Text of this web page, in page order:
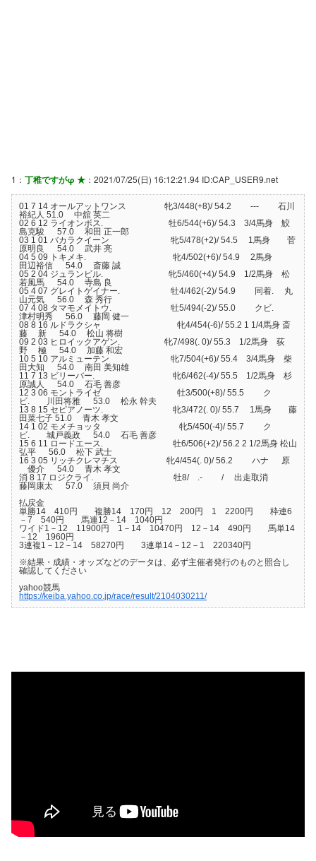
1： 丁稚ですがφ ★ ：2021/07/25(日) 16:12:21.94 ID:CAP_USER9.net
01 7 14 オールアットワンス 牝3/448(+8)/ 54.2 --- 石川
裕紀人 51.0 中舘 英二
02 6 12 ライオンボス. 牡6/544(+6)/ 54.3 3/4馬身 鮫
島克駿 57.0 和田 正一郎
03 1 01 バカラクイーン 牝5/478(+2)/ 54.5 1馬身 菅
原明良 54.0 武井 亮
04 5 09 トキメキ. 牝4/502(+6)/ 54.9 2馬身
田辺裕信 54.0 斎藤 誠
05 2 04 ジュランビル. 牝5/460(+4)/ 54.9 1/2馬身 松
若風馬 54.0 寺島 良
05 4 07 グレイトゲイナー. 牡4/462(-2)/ 54.9 同着. 丸
山元気 56.0 森 秀行
07 4 08 タマモメイトウ. 牡5/494(-2)/ 55.0 クビ.
津村明秀 56.0 藤岡 健一
08 8 16 ルドラクシャ 牝4/454(-6)/ 55.2 1 1/4馬身 斎
藤 新 54.0 松山 将樹
09 2 03 ヒロイックアゲン. 牝7/498(. 0)/ 55.3 1/2馬身 荻
野 極 54.0 加藤 和宏
10 5 10 アルミューテン 牝7/504(+6)/ 55.4 3/4馬身 柴
田大知 54.0 南田 美知雄
11 7 13 ビリーバー. 牝6/462(-4)/ 55.5 1/2馬身 杉
原誠人 54.0 石毛 善彦
12 3 06 モントライゼ 牡3/500(+8)/ 55.5 ク
ビ. 川田将雅 53.0 松永 幹夫
13 8 15 セピアノーツ. 牝3/472(. 0)/ 55.7 1馬身 藤
田菜七子 51.0 青木 孝文
14 1 02 モメチョッタ 牝5/450(-4)/ 55.7 ク
ビ. 城戸義政 54.0 石毛 善彦
15 6 11 ロードエース. 牡6/506(+2)/ 56.2 2 1/2馬身 松山
弘平 56.0 松下 武士
16 3 05 リッチクレマチス 牝4/454(. 0)/ 56.2 ハナ 原
優介 54.0 青木 孝文
消 8 17 ロジクライ. 牡8/ .- / 出走取消
藤岡康太 57.0 須貝 尚介
払戻金
単勝14 410円 複勝14 170円 12 200円 1 2200円 枠連6
－7 540円 馬連12－14 1040円
ワイド1－12 11900円 1－14 10470円 12－14 490円 馬単14
－12 1960円
3連複1－12－14 58270円 3連単14－12－1 220340円
※結果・成績・オッズなどのデータは、必ず主催者発行のものと照合し
確認してください
yahoo競馬
https://keiba.yahoo.co.jp/race/result/2104030211/